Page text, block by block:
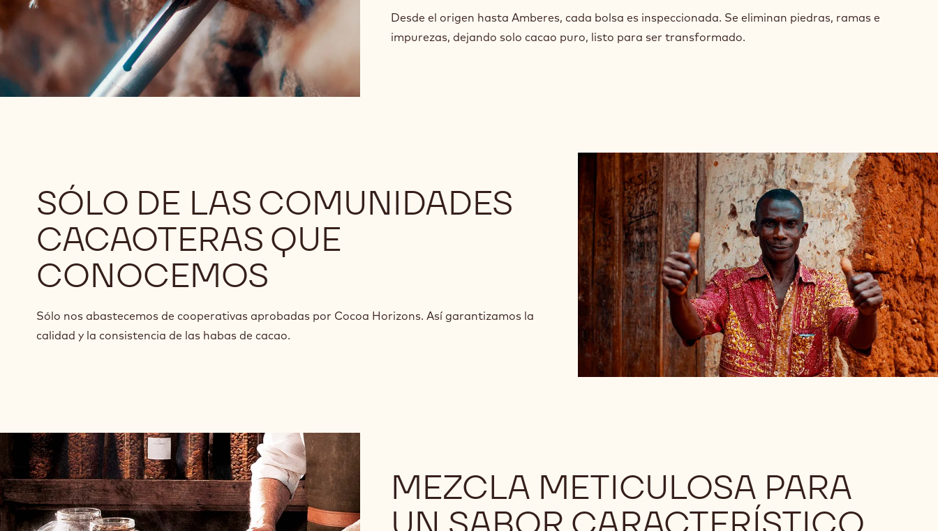
Desde el origen hasta Amberes, cada bolsa es inspeccionada. Se eliminan piedras, ramas e
impurezas, dejando solo cacao puro, listo para ser transformado.
SÓLO DE LAS COMUNIDADES
CACAOTERAS QUE
CONOCEMOS
Sólo nos abastecemos de cooperativas aprobadas por Cocoa Horizons. Así garantizamos la
calidad y la consistencia de las habas de cacao.
MEZCLA METICULOSA PARA